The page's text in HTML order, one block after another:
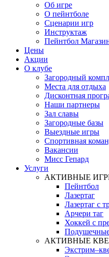
Об игре
О пейнтболе
Сценарии игр
Инструктаж
Пейнтбол
Цены
Акции
О клубе
Загородный
Места для отдыха
Дисконтная
Наши партнеры
Зал славы
Загородные базы
Выездные игры
Спортивная
Вакансии
Мисс Гепард
Услуги
АКТИВНЫЕ
Пейнтбол
Лазертаг
Лазертаг с
Арчери таг
Хоккей с
АКТИВНЫЕ